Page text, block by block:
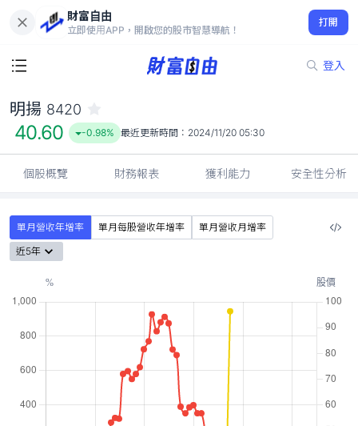
財富自由
立即使用APP，開啟您的股市智慧導航！
打開
登入
40.60
-0.98%
明揚 8420
40.60 -0.98% 最近更新時間： 2024/11/20 05:30
個股概覽 財務報表 獲利能力 安全性分析
單月營收年增率 單月每股營收年增率
單月營收月增率
近5年